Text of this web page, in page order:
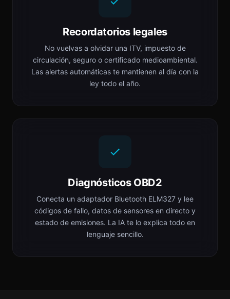
Recordatorios legales
No vuelvas a olvidar una ITV, impuesto de
circulación, seguro o certificado medioambiental.
Las alertas automáticas te mantienen al día con la
ley todo el año.
Diagnósticos OBD2
Conecta un adaptador Bluetooth ELM327 y lee
códigos de fallo, datos de sensores en directo y
estado de emisiones. La IA te lo explica todo en
lenguaje sencillo.